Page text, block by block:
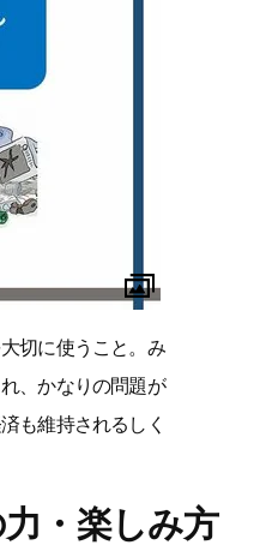
切に使うこと。み
、かなりの問題が
も維持されるしく
・楽しみ方